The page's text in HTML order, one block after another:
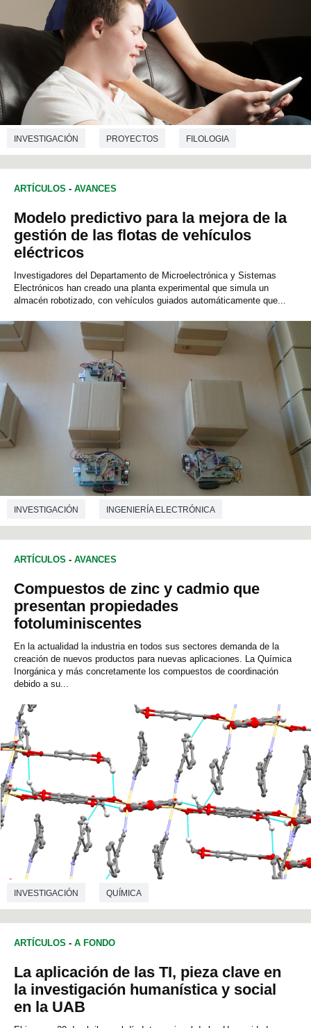
INVESTIGACIÓN PROYECTOS FILOLOGIA
ARTÍCULOS - AVANCES
Modelo predictivo para la mejora de la
gestión de las flotas de vehículos
eléctricos
Investigadores del Departamento de Microelectrónica y Sistemas
Electrónicos han creado una planta experimental que simula un
almacén robotizado, con vehículos guiados automáticamente que...
INVESTIGACIÓN INGENIERÍA ELECTRÓNICA
ARTÍCULOS - AVANCES
Compuestos de zinc y cadmio que
presentan propiedades
fotoluminiscentes
En la actualidad la industria en todos sus sectores demanda de la
creación de nuevos productos para nuevas aplicaciones. La Química
Inorgánica y más concretamente los compuestos de coordinación
debido a su...
INVESTIGACIÓN QUÍMICA
ARTÍCULOS - A FONDO
La aplicación de las TI, pieza clave en
la investigación humanística y social
en la UAB